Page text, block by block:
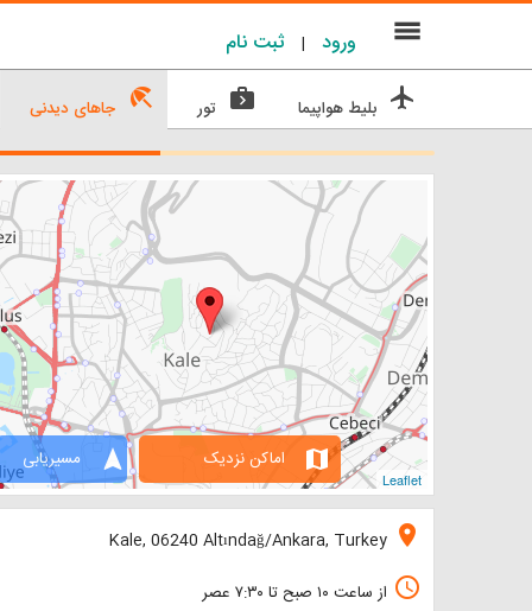
ثبت نام | ورود menu
flight بلیط هواپیما next_week تور beach_access جاهای دیدنی
Leaflet
navigation مسیریابی map اماکن نزدیک
location_on
Kale, 06240 Altındağ/Ankara, Turkey
access_time از ساعت ۱۰ صبح تا ۷:۳۰ عصر